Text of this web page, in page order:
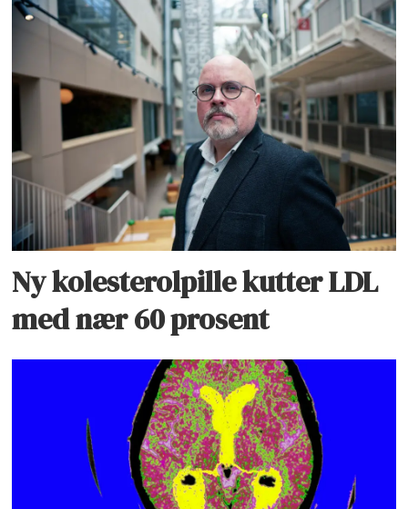
Ny kolesterolpille kutter LDL
med nær 60 prosent